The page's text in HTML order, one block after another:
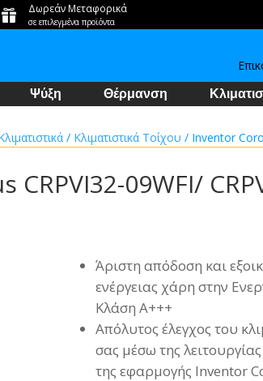
 Δωρεάν Μεταφορικά
σε επιλεγμένα προϊόντα
Ψύξη Θέρμανση
/ Κλιματιστικά Τοίχου / Inventor
09WFI/
Άριστη απόδοση και
ενέργειας χάρη στην
Κλάση Α+++
Απόλυτος έλεγχος του
σας μέσω της
της εφαρμογής Inventor